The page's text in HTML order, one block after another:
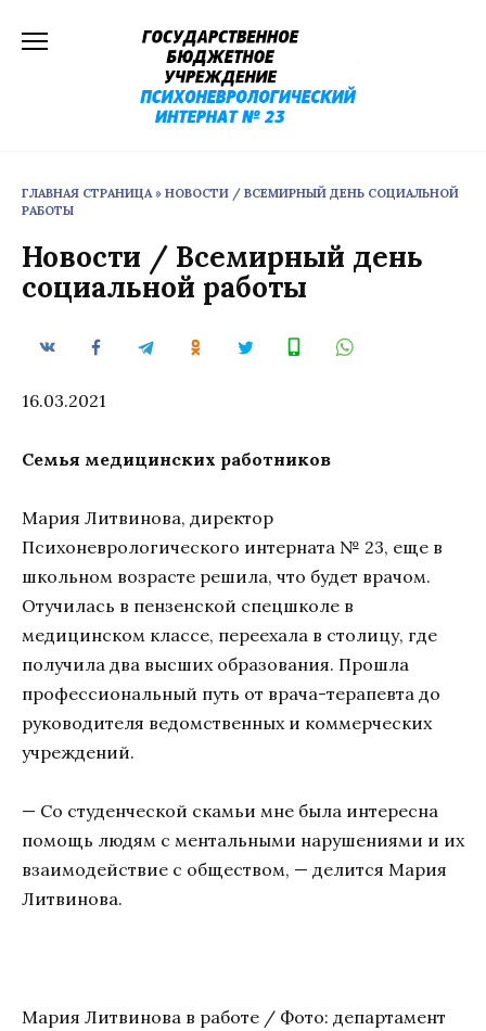
ГЛАВНАЯ СТРАНИЦА» НОВОСТИ / ВСЕМИРНЫЙ ДЕНЬ СОЦИАЛЬНОЙ
РАБОТЫ
Новости / Всемирный день
социальной работы
16.03.2021
Семья медицинских работников
Мария Литвинова, директор
Психоневрологического интерната № 23, еще в
школьном возрасте решила, что будет врачом.
Отучилась в пензенской спецшколе в
медицинском классе, переехала в столицу, где
получила два высших образования. Прошла
профессиональный путь от врача-терапевта до
руководителя ведомственных и коммерческих
учреждений.
— Со студенческой скамьи мне была интересна
помощь людям с ментальными нарушениями и их
взаимодействие с обществом, — делится Мария
Литвинова.
Мария Литвинова в работе / Фото: департамент